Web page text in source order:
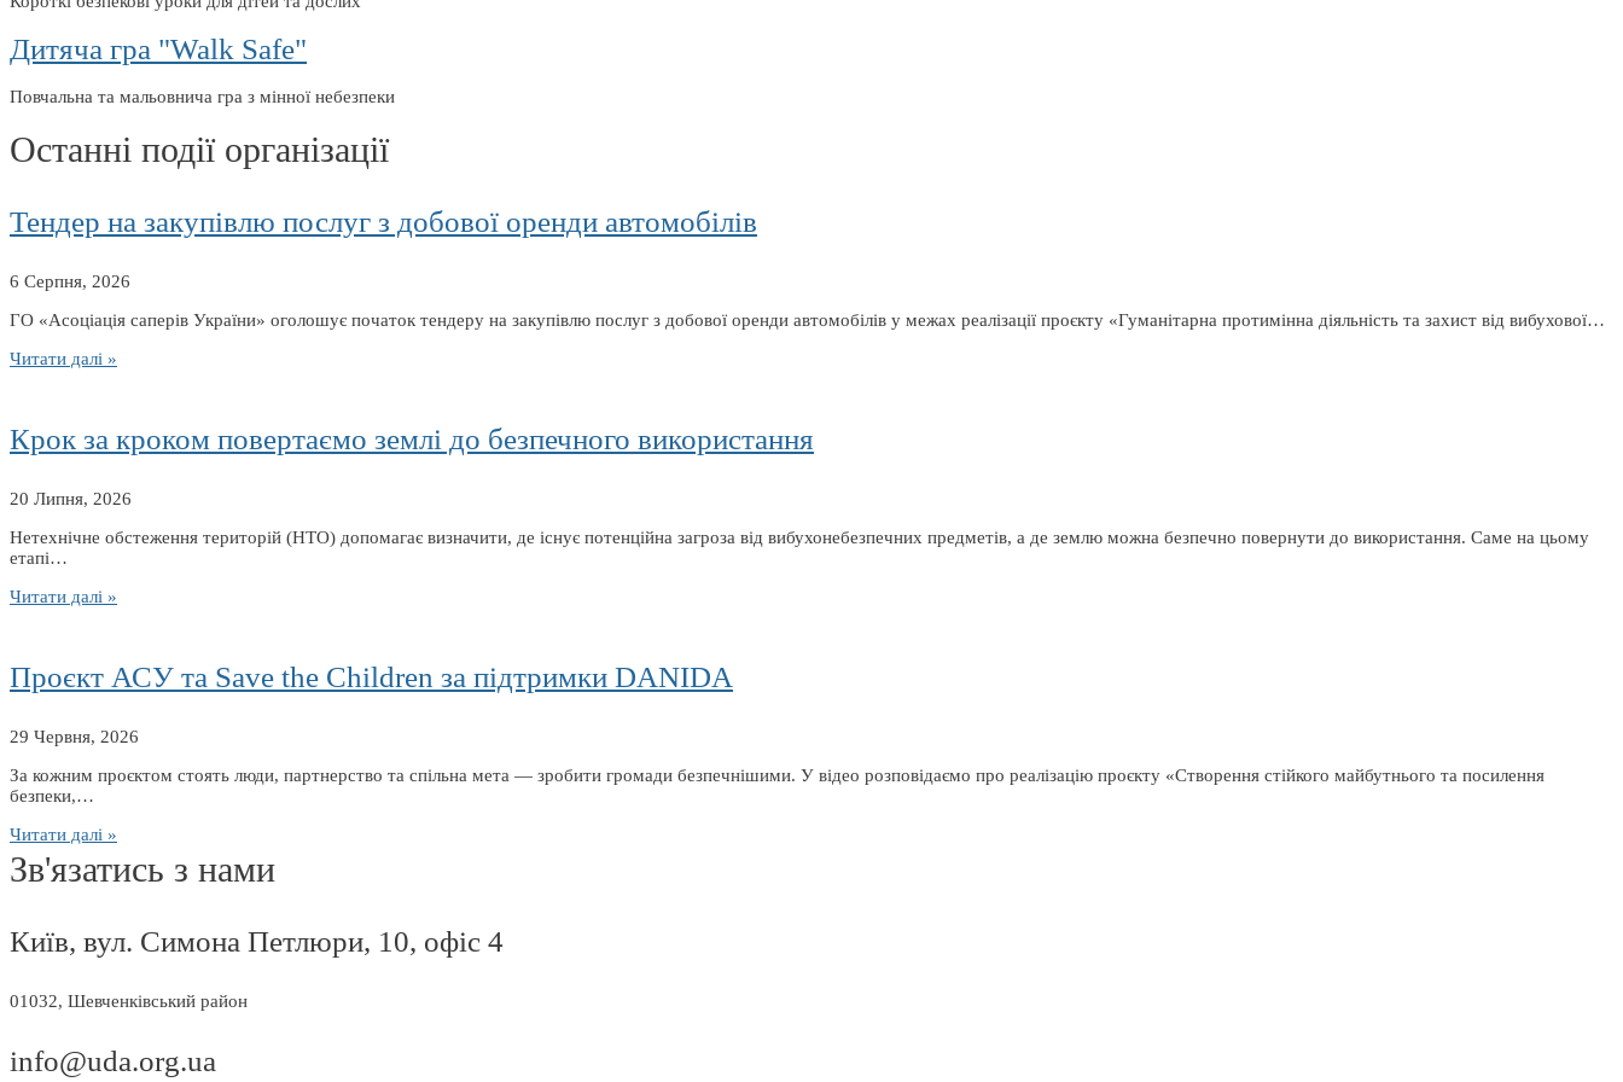
Дитяча гра "Walk Safe"
Повчальна та мальовнича гра з мінної небезпеки
Останні події організації
Тендер на закупівлю послуг з добової оренди автомобілів
6 Серпня, 2026
ГО «Асоціація саперів України» оголошує початок тендеру на закупівлю послуг з добової оренди автомобілів у межах реалізації проєкту «Гуманітарна протимінна діяльність та захист від вибухової…
Читати далі »
Крок за кроком повертаємо землі до безпечного використання
20 Липня, 2026
Нетехнічне обстеження територій (НТО) допомагає визначити, де існує потенційна загроза від вибухонебезпечних предметів, а де землю можна безпечно повернути до використання. Саме на цьому
етапі…
Читати далі »
Проєкт АСУ та Save the Children за підтримки DANIDA
29 Червня, 2026
За кожним проєктом стоять люди, партнерство та спільна мета — зробити громади безпечнішими. У відео розповідаємо про реалізацію проєкту «Створення стійкого майбутнього та посилення
безпеки,…
Читати далі »
Зв'язатись з нами​
Київ, вул. Симона Петлюри, 10, офіс 4
01032, Шевченківський район
info@uda.org.ua